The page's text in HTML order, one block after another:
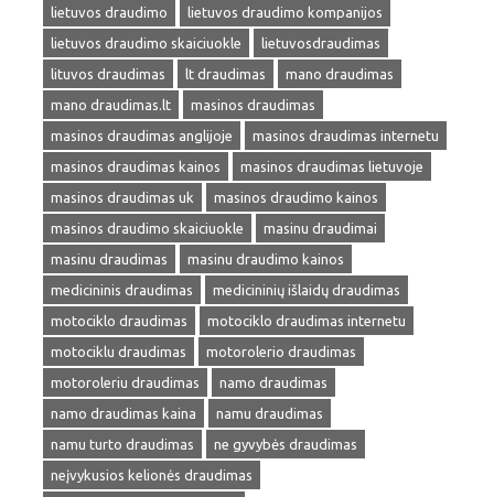
lietuvos draudimo
lietuvos draudimo kompanijos
lietuvos draudimo skaiciuokle
lietuvosdraudimas
lituvos draudimas
lt draudimas
mano draudimas
mano draudimas.lt
masinos draudimas
masinos draudimas anglijoje
masinos draudimas internetu
masinos draudimas kainos
masinos draudimas lietuvoje
masinos draudimas uk
masinos draudimo kainos
masinos draudimo skaiciuokle
masinu draudimai
masinu draudimas
masinu draudimo kainos
medicininis draudimas
medicininių išlaidų draudimas
motociklo draudimas
motociklo draudimas internetu
motociklu draudimas
motorolerio draudimas
motoroleriu draudimas
namo draudimas
namo draudimas kaina
namu draudimas
namu turto draudimas
ne gyvybės draudimas
neįvykusios kelionės draudimas